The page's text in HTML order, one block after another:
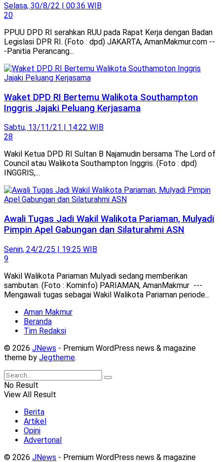
Selasa, 30/8/22 | 00:36 WIB
20
PPUU DPD RI serahkan RUU pada Rapat Kerja dengan Badan
Legislasi DPR RI. (Foto : dpd) JAKARTA, AmanMakmur.com --
-Panitia Perancang...
Waket DPD RI Bertemu Walikota Southampton
Inggris Jajaki Peluang Kerjasama
Sabtu, 13/11/21 | 14:22 WIB
28
Wakil Ketua DPD RI Sultan B Najamudin bersama The Lord of
Council atau Walikota Southampton Inggris. (Foto : dpd)
INGGRIS,...
Awali Tugas Jadi Wakil Walikota Pariaman, Mulyadi
Pimpin Apel Gabungan dan Silaturahmi ASN
Senin, 24/2/25 | 19:25 WIB
9
Wakil Walikota Pariaman Mulyadi sedang memberikan
sambutan. (Foto : Kominfo) PARIAMAN, AmanMakmur ---
Mengawali tugas sebagai Wakil Walikota Pariaman periode...
Aman Makmur
Beranda
Tim Redaksi
© 2026 JNews - Premium WordPress news & magazine
theme by Jegtheme.
No Result
View All Result
Berita
Artikel
Opini
Advertorial
© 2026 JNews - Premium WordPress news & magazine